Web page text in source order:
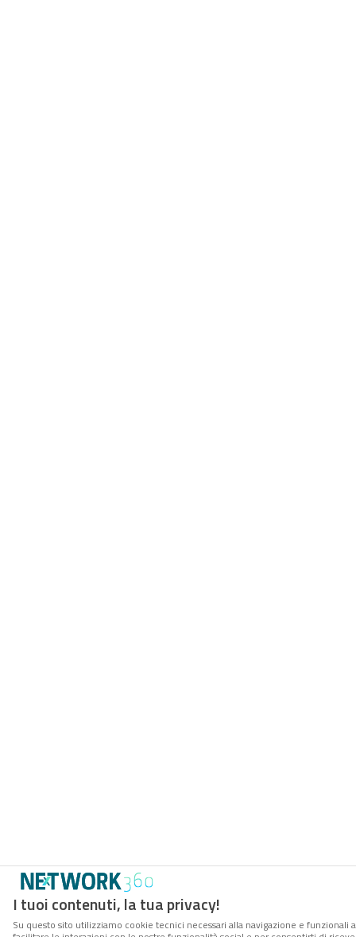
I tuoi contenuti, la tua privacy!
Su questo sito utilizziamo cookie tecnici necessari alla navigazione e